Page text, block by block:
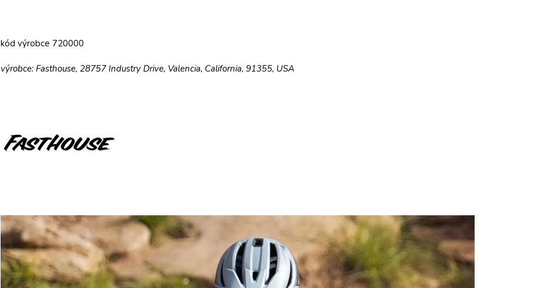
kód výrobce 720000
výrobce: Fasthouse, 28757 Industry Drive, Valencia, California, 91355, USA